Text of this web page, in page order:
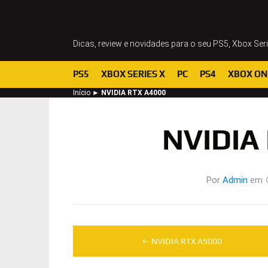
Dicas, review e novidades para o seu PS5, Xbox
PS5 XBOX SERIES X PC PS4 XBOX
Início ► NVIDIA RTX A4000
NVIDIA
Por Admin em
Navegação
de
NVIDIA RTX A5000